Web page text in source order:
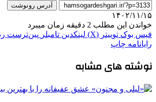
آدرس رونوشت
۱۴۰۲/۱۱/۱۵
خواندن این مطلب 2 دقیقه زمان میبرد
فیس بوک توییتر (X) لینکدین ‫تامبلر ‫پین‌ترست
رایانامه چاپ
نوشته های مشابه